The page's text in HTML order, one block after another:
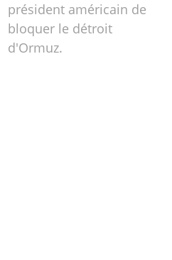
président américain de
bloquer le détroit
d'Ormuz.